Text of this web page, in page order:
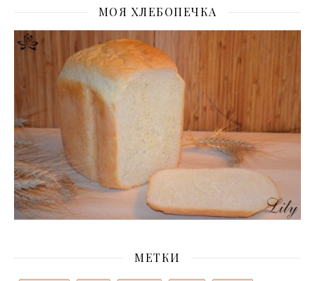
МОЯ ХЛЕБОПЕЧКА
МЕТКИ